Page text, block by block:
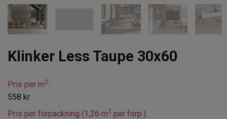
Klinker Less Taupe 30x60
Pris per m2:
558 kr
Pris per förpackning (1,26 m2 per förp.):